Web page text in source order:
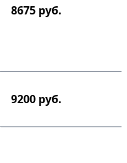
8675 руб.
9200 руб.